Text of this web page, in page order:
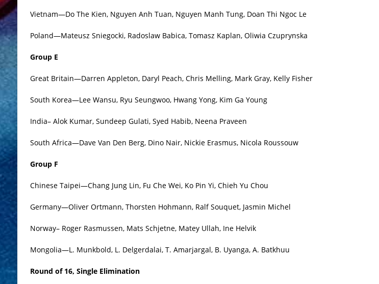
Vietnam—Do The Kien, Nguyen Anh Tuan, Nguyen Manh Tung, Doan Thi Ngoc Le
Poland—Mateusz Sniegocki, Radoslaw Babica, Tomasz Kaplan, Oliwia Czuprynska
Group E
Great Britain—Darren Appleton, Daryl Peach, Chris Melling, Mark Gray, Kelly Fisher
South Korea—Lee Wansu, Ryu Seungwoo, Hwang Yong, Kim Ga Young
India– Alok Kumar, Sundeep Gulati, Syed Habib, Neena Praveen
South Africa—Dave Van Den Berg, Dino Nair, Nickie Erasmus, Nicola Roussouw
Group F
Chinese Taipei—Chang Jung Lin, Fu Che Wei, Ko Pin Yi, Chieh Yu Chou
Germany—Oliver Ortmann, Thorsten Hohmann, Ralf Souquet, Jasmin Michel
Norway– Roger Rasmussen, Mats Schjetne, Matey Ullah, Ine Helvik
Mongolia—L. Munkbold, L. Delgerdalai, T. Amarjargal, B. Uyanga, A. Batkhuu
Round of 16, Single Elimination